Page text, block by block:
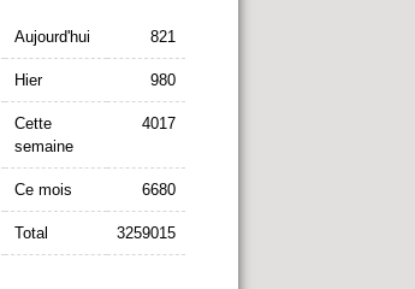
Aujourd'hui 821
Hier 980
Cette
semaine
4017
Ce mois 6680
Total 3259015